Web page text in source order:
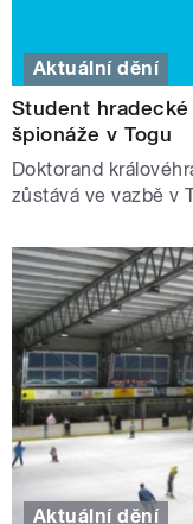
Aktuální dění
Student
špionáže v Togu
Doktorand
zůstává ve vazbě v
Aktuální dění